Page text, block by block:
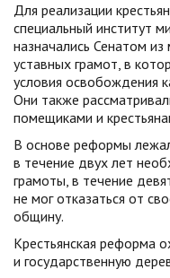
Для реализации
специальный институт
назначались Сенатом
уставных грамот, в
условия освобождения
Они также
помещиками и
В основе реформы
в течение двух лет
грамоты, в течение
не мог отказаться от
общину.
Крестьянская реформа
и государственную